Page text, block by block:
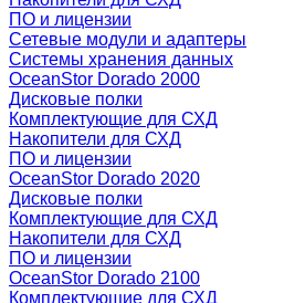
ПО и лицензии
Сетевые модули и адаптеры
Системы хранения данных
OceanStor Dorado 2000
Дисковые полки
Комплектующие для СХД
Накопители для СХД
ПО и лицензии
OceanStor Dorado 2020
Дисковые полки
Комплектующие для СХД
Накопители для СХД
ПО и лицензии
OceanStor Dorado 2100
Комплектующие для СХД